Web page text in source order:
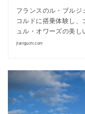
フランスのル・ブル
コルドに搭乗体験し
ュル・オワーズの美
jtaniguchi.com